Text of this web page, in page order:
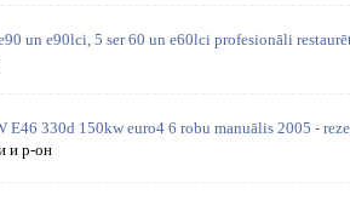
un e90lci, 5 ser 60 un e60lci profesionāli
E46 330d 150kw euro4 6 robu manuālis 2005 -
и р-он